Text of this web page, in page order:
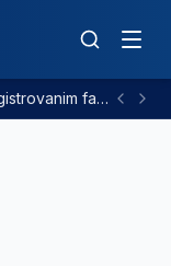
ZDK odobrio 2,38 miliona KM podrške registrovanim farmama goveda